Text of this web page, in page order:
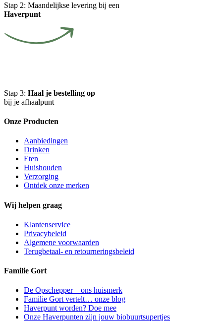
Stap 2: Maandelijkse levering bij een
Haverpunt
Stap 3: Haal je bestelling op
bij je afhaalpunt
Onze Producten
Aanbiedingen
Drinken
Eten
Huishouden
Verzorging
Ontdek onze merken
Wij helpen graag
Klantenservice
Privacybeleid
Algemene voorwaarden
Terugbetaal- en retourneringsbeleid
Familie Gort
De Opschepper – ons huismerk
Familie Gort vertelt… onze blog
Haverpunt worden? Doe mee
Onze Haverpunten zijn jouw biobuurtsupertjes